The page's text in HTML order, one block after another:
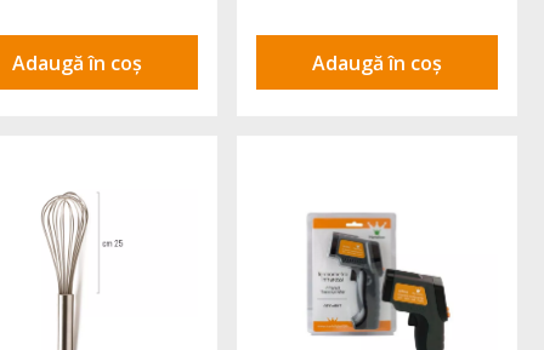
Adaugă în coș Adaugă în coș